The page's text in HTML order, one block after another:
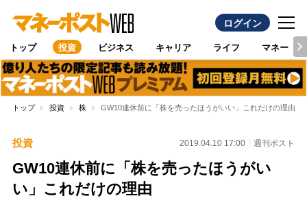
ログイン
トップ 投資 ビジネス キャリア ライフ マネー
トップ 投資 株 GW10連休前に「株を売ったほうがいい」これだけの理由
投資 2019.04.10 17:00 週刊ポスト
GW10連休前に「株を売ったほうがい
い」これだけの理由